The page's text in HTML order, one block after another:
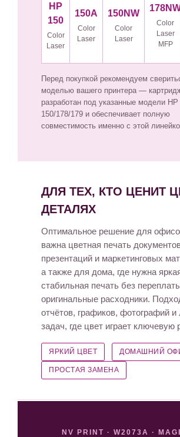
HP
150
Color
Laser
150A
Color
Laser
150NW
Color
Laser
Color
Laser
MFP
Перед покупкой рекомендуем
моделью вашего принтера —
разработан под указанные модели HP
150/178/179 и обеспечивает полную
совместимость именно с этой
ДЛЯ ТЕХ, КТО ЦЕНИТ
ДЕТАЛЯХ
Оптимальное решение для
важна цветная печать
презентаций и маркетинговых
а также для дома, где нужна
стабильная печать без
оригинальные расходники.
отчётов, графиков, фотографий
задач, где цвет играет ключевую
ЯРКИЙ ЦВЕТ ДОМАШНИЙ
ПРОСТАЯ ЗАМЕНА
NV PRINT · W2073A ·